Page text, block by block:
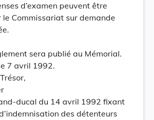
d’examen peuvent être
Commissariat sur demande
sera publié au Mémorial.
7 avril 1992.
ducal du 14 avril 1992 fixant
des détenteurs